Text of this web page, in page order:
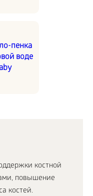
пенка
воде
костной
повышение
костей.